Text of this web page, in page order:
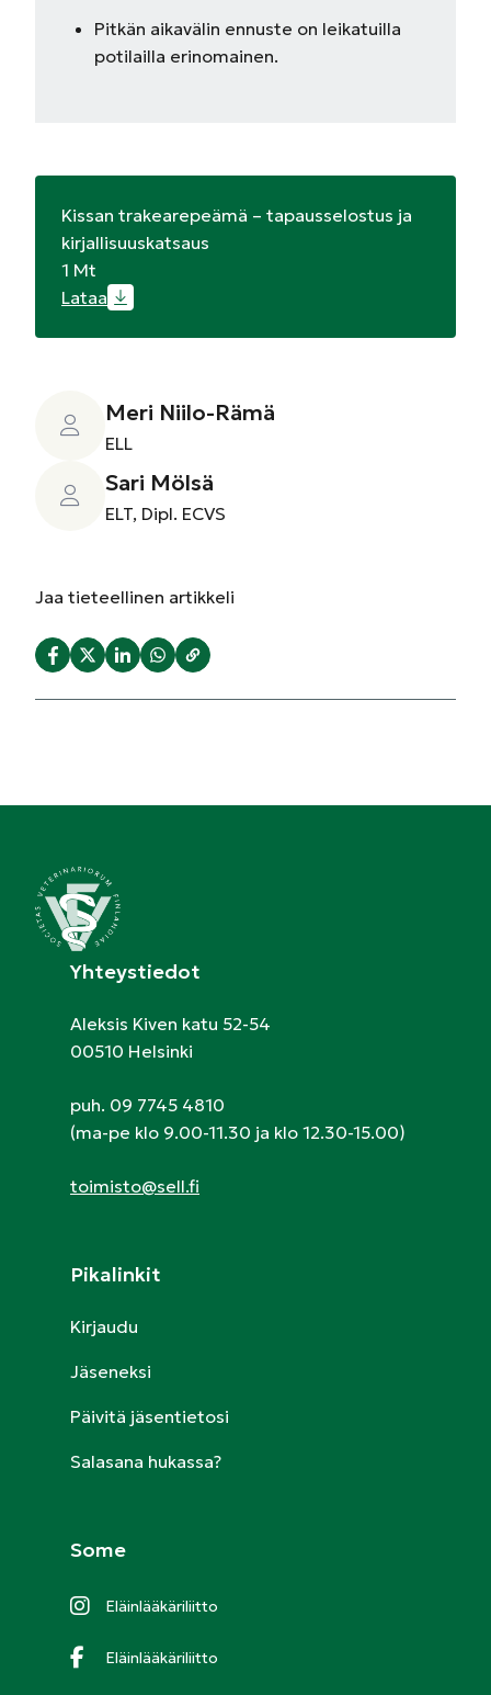
Pitkän aikavälin ennuste on leikatuilla
potilailla erinomainen.
Kissan trakearepeämä – tapausselostus ja
kirjallisuuskatsaus
1 Mt
Lataa
Meri Niilo-Rämä
ELL
Sari Mölsä
ELT, Dipl. ECVS
Jaa tieteellinen artikkeli
Yhteystiedot
Aleksis Kiven katu 52-54
00510 Helsinki
puh. 09 7745 4810
(ma-pe klo 9.00-11.30 ja klo 12.30-15.00)
toimisto@sell.fi
Pikalinkit
Kirjaudu
Jäseneksi
Päivitä jäsentietosi
Salasana hukassa?
Some
Eläinlääkäriliitto
Eläinlääkäriliitto